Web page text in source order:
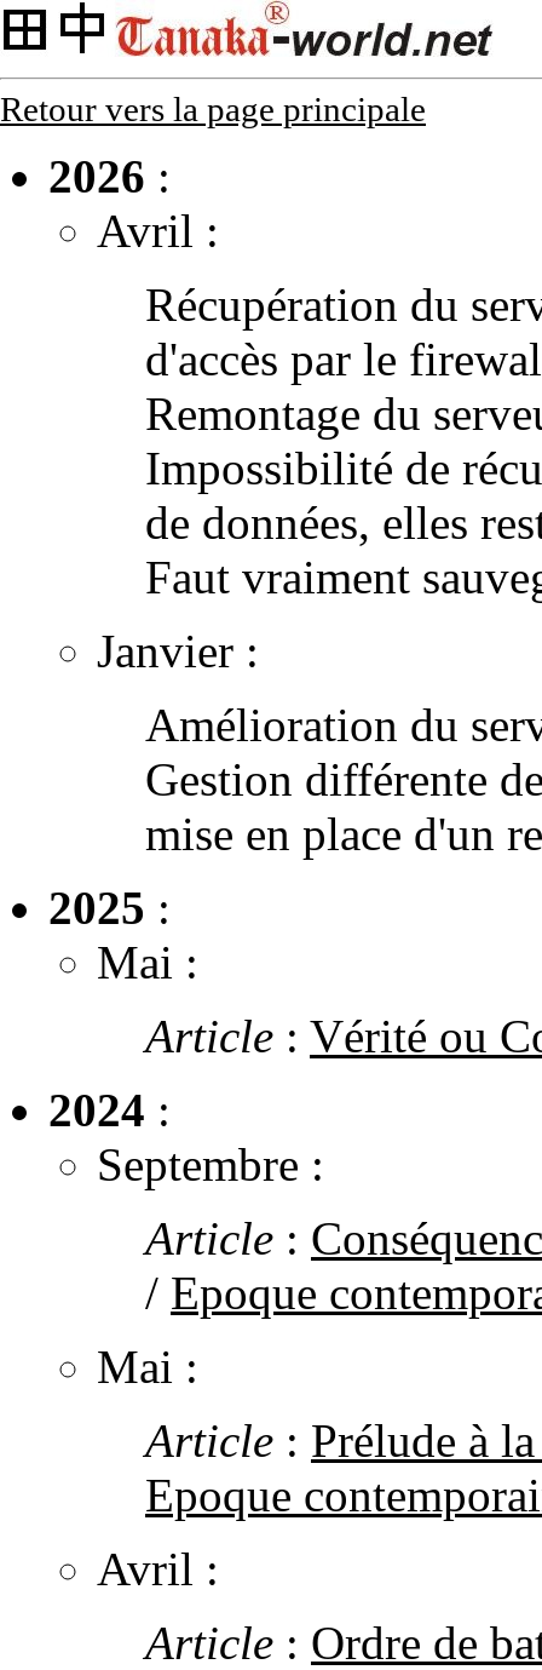
Retour vers la page principale
2026 :
Avril :
Récupération du
d'accès par le
Remontage du
Impossibilité de
de données, elles
Faut vraiment
Janvier :
Amélioration du
Gestion différente
mise en place d'un
2025 :
Mai :
Article : Vérité ou
2024 :
Septembre :
Article :
/ Epoque
Mai :
Article : Prélude à
Epoque
Avril :
Article : Ordre de